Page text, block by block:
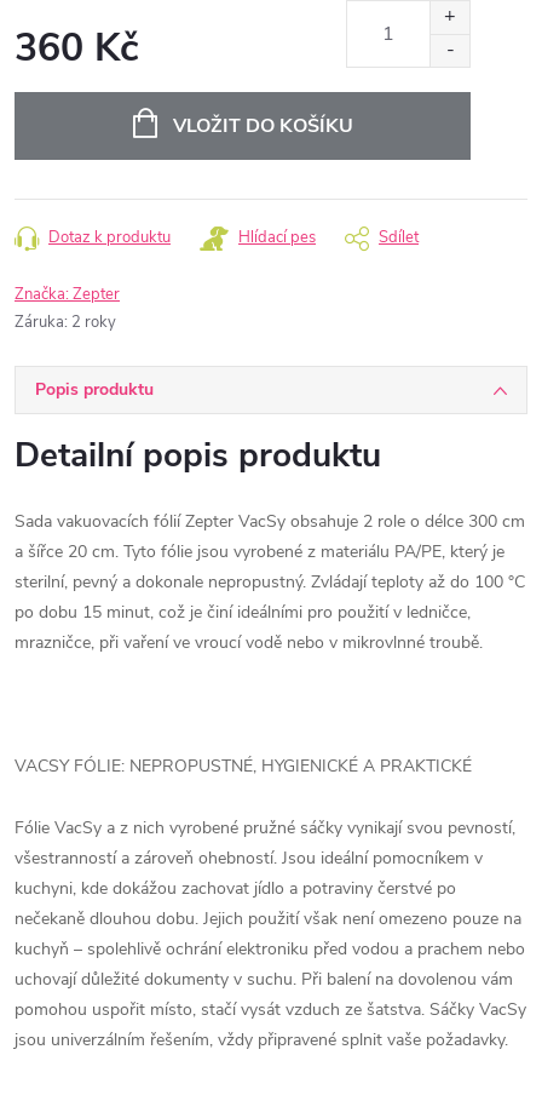
360 Kč
VLOŽIT DO KOŠÍKU
Dotaz k produktu Hlídací pes Sdílet
Značka:Zepter
Záruka: 2 roky
Popis produktu
Detailní popis produktu
Sada vakuovacích fólií Zepter VacSy obsahuje 2 role o délce 300 cm
a šířce 20 cm. Tyto fólie jsou vyrobené z materiálu PA/PE, který je
sterilní, pevný a dokonale nepropustný. Zvládají teploty až do 100 °C
po dobu 15 minut, což je činí ideálními pro použití v ledničce,
mrazničce, při vaření ve vroucí vodě nebo v mikrovlnné troubě.
VACSY FÓLIE: NEPROPUSTNÉ, HYGIENICKÉ A PRAKTICKÉ
Fólie VacSy a z nich vyrobené pružné sáčky vynikají svou pevností,
všestranností a zároveň ohebností. Jsou ideální pomocníkem v
kuchyni, kde dokážou zachovat jídlo a potraviny čerstvé po
nečekaně dlouhou dobu. Jejich použití však není omezeno pouze na
kuchyň – spolehlivě ochrání elektroniku před vodou a prachem nebo
uchovají důležité dokumenty v suchu. Při balení na dovolenou vám
pomohou uspořit místo, stačí vysát vzduch ze šatstva. Sáčky VacSy
jsou univerzálním řešením, vždy připravené splnit vaše požadavky.